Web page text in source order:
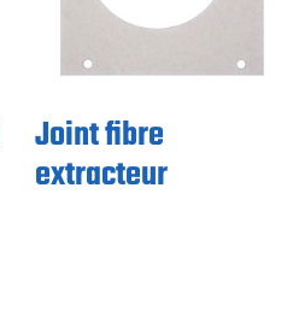
Joint fibre
extracteur